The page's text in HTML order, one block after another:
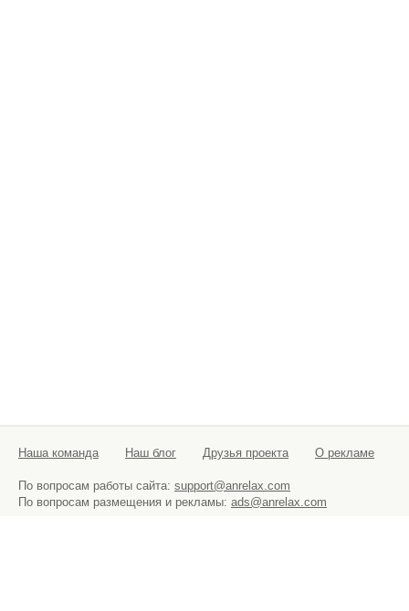
Наша команда Наш блог Друзья проекта О рекламе
По вопросам работы сайта: support@anrelax.com
По вопросам размещения и рекламы: ads@anrelax.com